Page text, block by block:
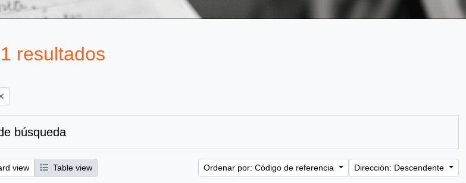
resultados
filter:
búsqueda
view Table view Ordenar por: Código de referencia Dirección: Descendente